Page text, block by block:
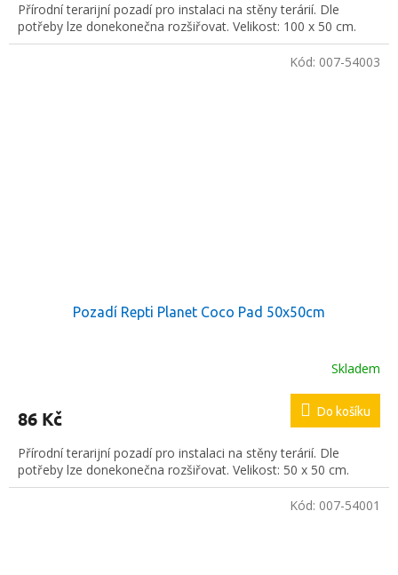
Přírodní terarijní pozadí pro instalaci na stěny terárií. Dle
potřeby lze donekonečna rozšiřovat. Velikost: 100 x 50 cm.
Pozadí Repti Planet Coco Pad 50x50cm
Skladem
86 Kč Do košíku
Přírodní terarijní pozadí pro instalaci na stěny terárií. Dle
potřeby lze donekonečna rozšiřovat. Velikost: 50 x 50 cm.
Kód: 007-54003
Kód: 007-54001